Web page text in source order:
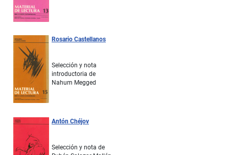
Rosario Castellanos
Selección y nota
introductoria de
Nahum Megged
Antón Chéjov
Selección y nota de